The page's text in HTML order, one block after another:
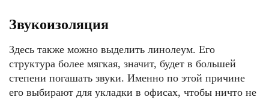
Звукоизоляция
Здесь также можно выделить линолеум. Его
структура более мягкая, значит, будет в большей
степени погашать звуки. Именно по этой причине
его выбирают для укладки в офисах, чтобы ничто не